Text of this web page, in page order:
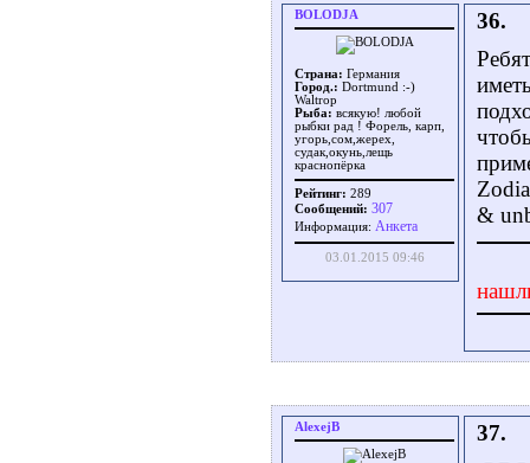
BOLODJA
Страна: Германия
Город.: Dortmund :-)
Waltrop
Рыба: всякую! любой
рыбки рад ! Форель, карп,
угорь,сом,жерех,
судак,окунь,лещь
краснопёрка
Рейтинг: 289
Сообщений: 307
Информация: Aнкета
03.01.2015 09:46
36.
&
AlexejB
37.